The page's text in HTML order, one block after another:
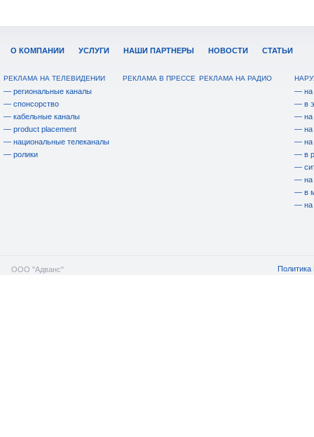
О КОМПАНИИ УСЛУГИ НАШИ ПАРТНЕРЫ НОВОСТИ СТАТЬИ
РЕКЛАМА НА ТЕЛЕВИДЕНИИ
— региональные каналы
— спонсорство
— кабельные каналы
— product placement
— национальные телеканалы
— ролики
РЕКЛАМА В ПРЕССЕ РЕКЛАМА НА РАДИО
— на
— в
— на
— на
— на
— в
—
— на
— в
— на
ООО "Адванс" Политика